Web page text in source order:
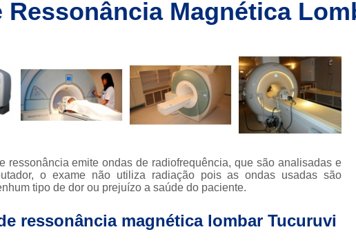
imagem
de
Clínica de
Clínica de Ressonância Magnética em Sp
Ressonância Magnética
Clínica de Tomografia de Coluna
Clínica para Fazer Tomografia
Clínica para Fazer Tomografia do Abdome
Clínica para Tomografia
Clínica para Tomografia de Abdome Total
Clínica para Tomografia de Coluna
Ressonância Magnética
ressonância emite ondas de radiofrequência, que são analisadas e
o exame não utiliza radiação pois as ondas usadas são
tipo de dor ou prejuízo a saúde do paciente.
ressonância magnética lombar Tucuruvi